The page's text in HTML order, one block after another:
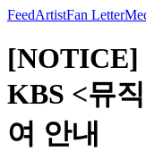
FeedArtistFan Letter
[NOTICE]
KBS <뮤
여 안내